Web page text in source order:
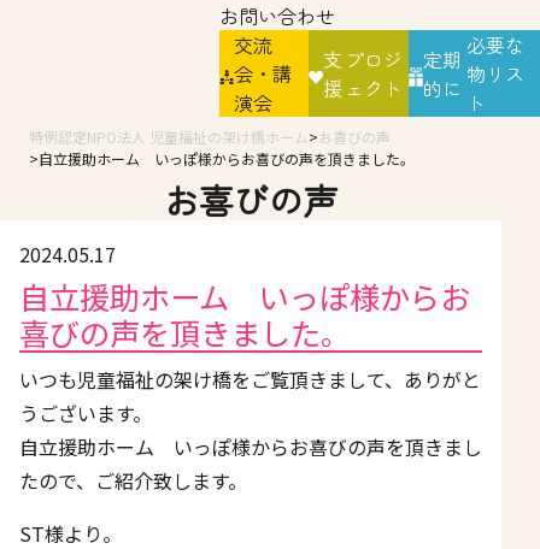
お問い合わせ
交流
会・講
演会
支
援
プロジ
ェクト
定期
的に
必要な
物リス
ト
特例認定NPO法人 児童福祉の架け橋ホーム
お喜びの声
自立援助ホーム いっぽ様からお喜びの声を頂きました。
お喜びの声
2024.05.17
自立援助ホーム いっぽ様からお
喜びの声を頂きました。
いつも児童福祉の架け橋をご覧頂きまして、ありがと
うございます。
自立援助ホーム いっぽ様からお喜びの声を頂きまし
たので、ご紹介致します。
ST様より。